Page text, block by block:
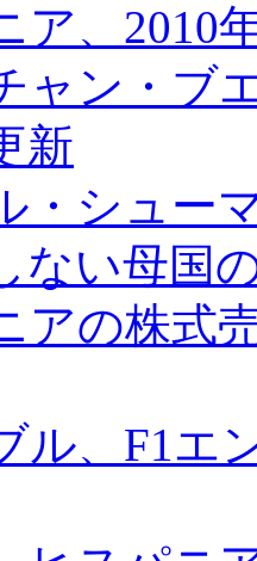
ア、2010
ャン・ブ
新
・シュー
ない母国
アの株式
ル、F1エ